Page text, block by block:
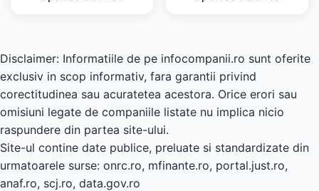
Disclaimer: Informatiile de pe infocompanii.ro sunt oferite
exclusiv in scop informativ, fara garantii privind
corectitudinea sau acuratetea acestora. Orice erori sau
omisiuni legate de companiile listate nu implica nicio
raspundere din partea site-ului.
Site-ul contine date publice, preluate si standardizate din
urmatoarele surse: onrc.ro, mfinante.ro, portal.just.ro,
anaf.ro, scj.ro, data.gov.ro